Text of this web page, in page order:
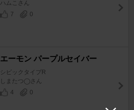
ハムこさん
7
0
エーモン パープルセイバー
シビックタイプR
しまたつ◯さん
4
0